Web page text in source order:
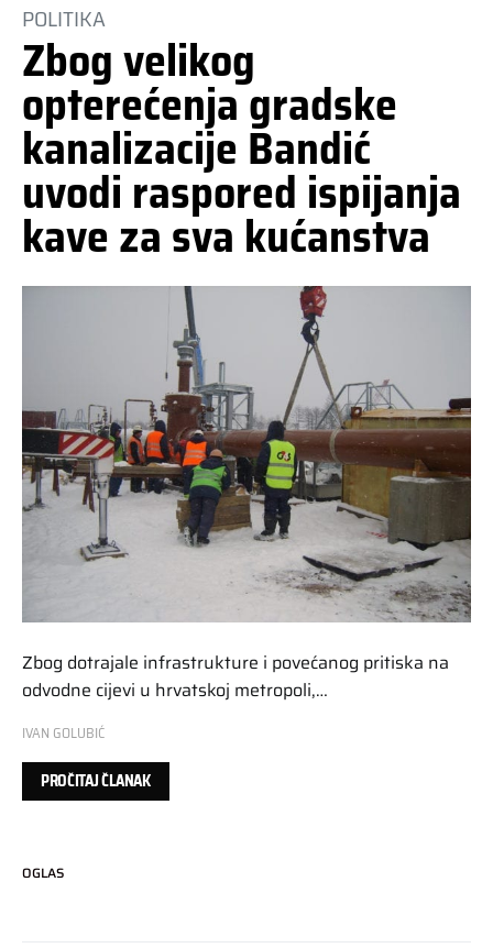
POLITIKA
Zbog velikog
opterećenja gradske
kanalizacije Bandić
uvodi raspored ispijanja
kave za sva kućanstva
Zbog dotrajale infrastrukture i povećanog pritiska na
odvodne cijevi u hrvatskoj metropoli,…
IVAN GOLUBIĆ
PROČITAJ ČLANAK
OGLAS